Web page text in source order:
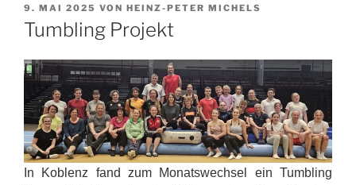
VERÖFFENTLICHT
AM
9. MAI 2025 VON HEINZ-PETER MICHELS
Tumbling Projekt
In Koblenz fand zum Monatswechsel ein Tumbling